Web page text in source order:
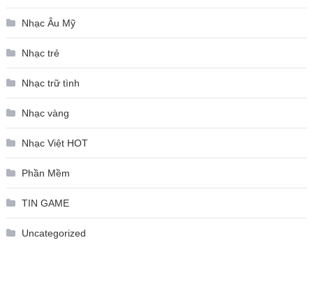
Nhạc Âu Mỹ
Nhạc trẻ
Nhạc trữ tình
Nhạc vàng
Nhạc Việt HOT
Phần Mềm
TIN GAME
Uncategorized